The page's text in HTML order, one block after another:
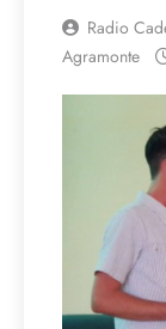
Radio
Agramonte